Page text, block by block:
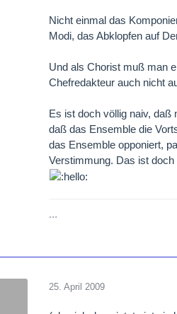
Nicht einmal das
Modi, das Abklopfen auf
Und als Chorist muß man
Chefredakteur auch nicht
Es ist doch völlig naiv, daß
daß das Ensemble die
das Ensemble opponiert,
Verstimmung. Das ist
...
25. April 2009